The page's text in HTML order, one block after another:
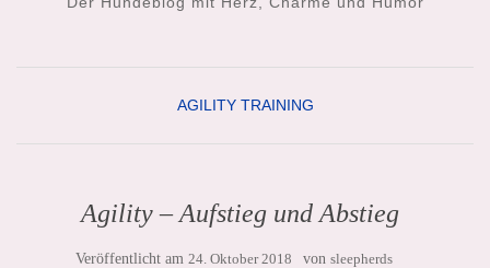
AGILITY TRAINING
Agility – Aufstieg und Abstieg
Veröffentlicht am 24. Oktober 2018 von sleepherds